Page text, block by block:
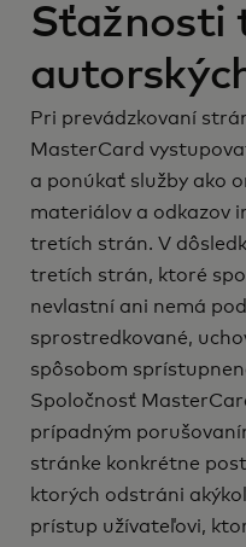
Sťažnosti
Pri prevádzkovaní
MasterCard
a ponúkať služby ako
materiálov a odkazov
tretích strán. V
tretích strán, ktoré
nevlastní ani nemá
sprostredkované,
spôsobom
Spoločnosť
prípadným
stránke konkrétne
ktorých odstráni
prístup užívateľovi,